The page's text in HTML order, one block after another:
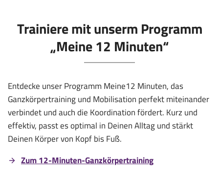
Trainiere mit unserm Programm
„Meine 12 Minuten“
Entdecke unser Programm Meine12 Minuten, das
Ganzkörpertraining und Mobilisation perfekt miteinander
verbindet und auch die Koordination fördert. Kurz und
effektiv, passt es optimal in Deinen Alltag und stärkt
Deinen Körper von Kopf bis Fuß.
Zum 12-Minuten-Ganzkörpertraining